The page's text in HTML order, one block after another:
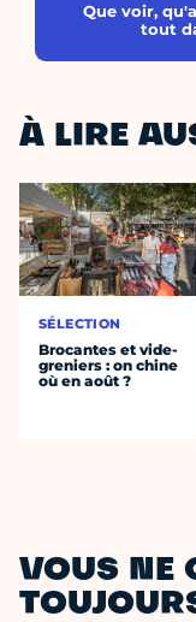
Que voir,
tout
À LIRE
SÉLECTION
Brocantes et vide-
greniers : on chine
où en août ?
VOUS NE